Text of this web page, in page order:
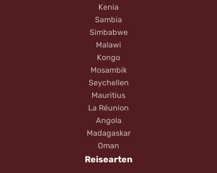
Kenia
Sambia
Simbabwe
Malawi
Kongo
Mosambik
Seychellen
Mauritius
La Réunion
Angola
Madagaskar
Oman
Reisearten